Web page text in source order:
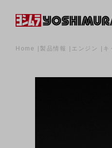
Home 製品情報 エンジン キ